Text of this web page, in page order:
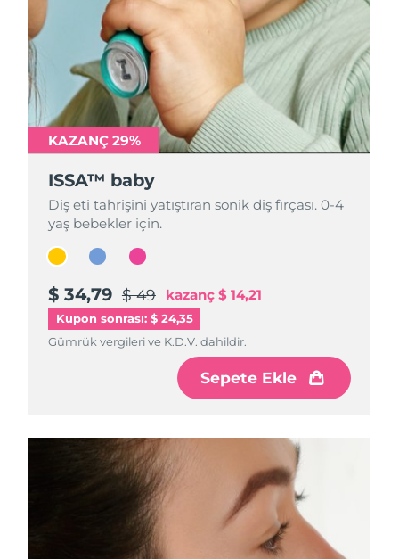
KAZANÇ 29%
ISSA™ baby
Diş eti tahrişini yatıştıran sonik diş fırçası. 0-4
yaş bebekler için.
$ 34,79 $ 49 kazanç $ 14,21
Kupon sonrası: $ 24,35
Gümrük vergileri ve K.D.V. dahildir.
Sepete Ekle
KAZANÇ 29%
ISSA™ baby
Diş eti tahrişini yatıştıran sonik diş fırçası. 0-4
yaş bebekler için.
$ 34,79 $ 49 kazanç $ 14,21
Gümrük vergileri ve K.D.V. dahildir.
Sepete Ekle
KAZANÇ 29%
ISSA™ baby
Diş eti tahrişini yatıştıran sonik diş fırçası. 0-4
yaş bebekler için.
$ 34,79 $ 49 kazanç $ 14,21
Gümrük vergileri ve K.D.V. dahildir.
Sepete Ekle